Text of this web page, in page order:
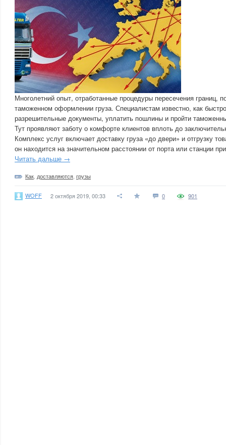
Многолетний опыт, отработанные процедуры пересечения границ,
таможенном оформлении груза. Специалистам известно, как
разрешительные документы, уплатить пошлины и пройти
Тут проявляют заботу о комфорте клиентов вплоть до
Комплекс услуг включает доставку груза «до двери» и отгрузку
он находится на значительном расстоянии от порта или станции
Читать дальше →
Как доставляются грузы
WOFF 2 октября 2019, 00:33 0 901